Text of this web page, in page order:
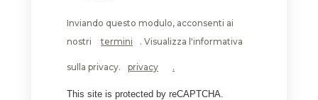
Inviando questo modulo, acconsenti ai
nostri
termini . Visualizza l'informativa
sulla privacy. privacy .
This site is protected by reCAPTCHA.